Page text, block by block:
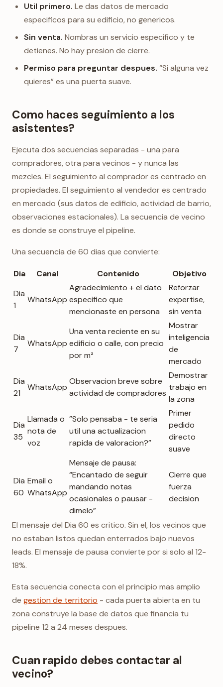
Util primero. Le das datos de mercado
especificos para su edificio, no genericos.
Sin venta. Nombras un servicio especifico y te
detienes. No hay presion de cierre.
Permiso para preguntar despues. “Si alguna vez
quieres” es una puerta suave.
Como haces seguimiento a los
asistentes?
Ejecuta dos secuencias separadas - una para
compradores, otra para vecinos - y nunca las
mezcles. El seguimiento al comprador es centrado en
propiedades. El seguimiento al vendedor es centrado
en mercado (sus datos de edificio, actividad de barrio,
observaciones estacionales). La secuencia de vecino
es donde se construye el pipeline.
Una secuencia de 60 dias que convierte:
Dia Canal Contenido
Objetivo
Dia
1
WhatsApp
Agradecimiento + el dato
especifico que
mencionaste en persona
Reforzar
expertise,
sin venta
Dia
7
WhatsApp
Una venta reciente en su
edificio o calle, con precio
por m²
Mostrar
inteligencia
de
mercado
Dia
21
WhatsApp
Observacion breve sobre
actividad de compradores
Demostrar
trabajo en
la zona
Dia
35
Llamada o
nota de
voz
”Solo pensaba - te seria
util una actualizacion
rapida de valoracion?”
Primer
pedido
directo
suave
Dia
60
Email o
WhatsApp
Mensaje de pausa:
“Encantado de seguir
mandando notas
ocasionales o pausar -
dimelo”
Cierre que
fuerza
decision
El mensaje del Dia 60 es critico. Sin el, los vecinos que
no estaban listos quedan enterrados bajo nuevos
leads. El mensaje de pausa convierte por si solo al 12-
18%.
Esta secuencia conecta con el principio mas amplio
de gestion de territorio - cada puerta abierta en tu
zona construye la base de datos que financia tu
pipeline 12 a 24 meses despues.
Cuan rapido debes contactar al
vecino?